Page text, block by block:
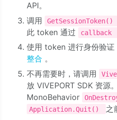
API。
调用
GetSessionToken()
此 token 通过
callback
使用 token 进行身份验证
整合 。
不再需要时，请调用
放 VIVEPORT SDK 资源
MonoBehavior
Application.Quit() 之